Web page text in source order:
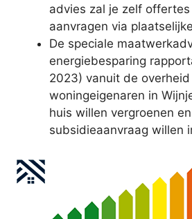
advies zal je zelf
aanvragen via
De speciale
energiebesparing
2023) vanuit de
woningeigenaren in
huis willen vergroenen
subsidieaanvraag willen